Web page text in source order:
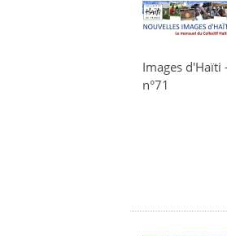
Images d'Haïti
n°71